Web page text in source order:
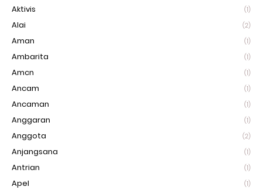
Aktivis (1)
Alai (2)
Aman (1)
Ambarita (1)
Amcn (1)
Ancam (1)
Ancaman (1)
Anggaran (1)
Anggota (2)
Anjangsana (1)
Antrian (1)
Apel (1)